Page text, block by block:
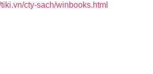
tiki.vn/cty-sach/winbooks.html